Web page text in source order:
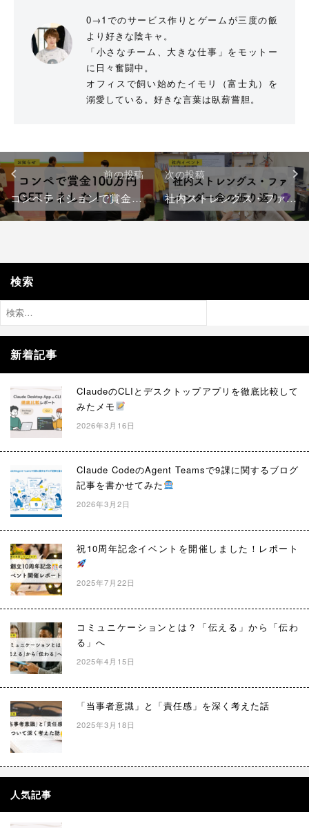
0→1でのサービス作りとゲームが三度の飯
より好きな陰キャ。
「小さなチーム、大きな仕事」をモットー
に日々奮闘中。
オフィスで飼い始めたイモリ（富士丸）を
溺愛している。好きな言葉は臥薪嘗胆。
投
稿
ナ
ビ
シ
ョ
ン
前の投稿
コンペティションで賞金100万円をGetしました！
次の投稿
社内ストレングス・ファインダー会の振り返り
検索
検
新着記事
ClaudeのCLIとデスクトップアプリを徹底比較して
みたメモ
2026年3月16日
Claude CodeのAgent Teamsで9課に関するブログ
記事を書かせてみた
2026年3月2日
祝10周年記念イベントを開催しました！レポート
2025年7月22日
コミュニケーションとは？「伝える」から「伝わ
る」へ
2025年4月15日
「当事者意識」と「責任感」を深く考えた話
2025年3月18日
人気記事